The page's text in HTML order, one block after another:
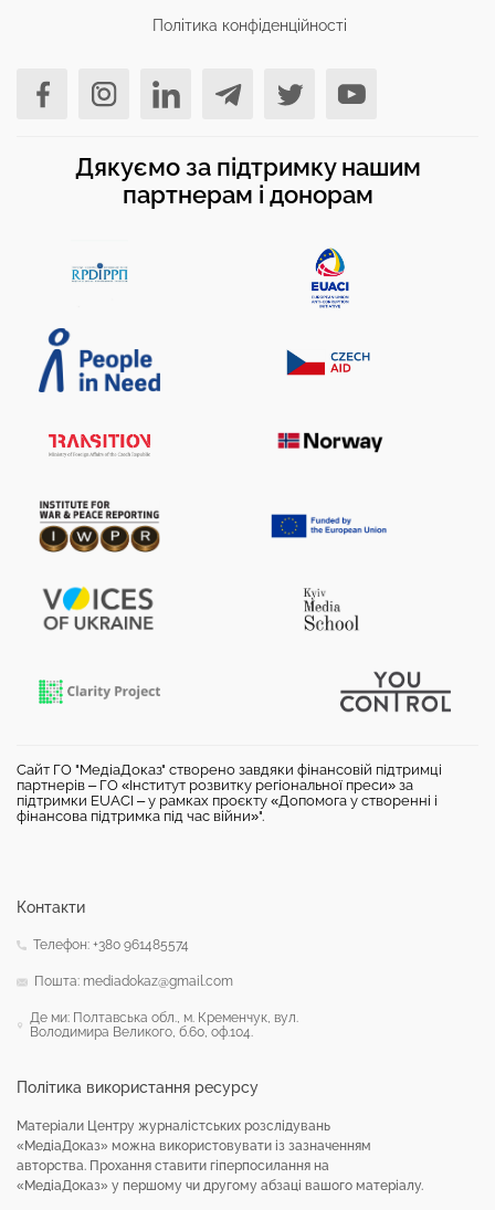
Політика конфіденційності
Дякуємо за підтримку нашим
партнерам і донорам
Сайт ГО "МедіаДоказ" створено завдяки фінансовій підтримці
партнерів – ГО «Інститут розвитку регіональної преси» за
підтримки EUACI – у рамках проєкту «Допомога у створенні і
фінансова підтримка під час війни»".
Політика використання ресурсу
Матеріали Центру журналістських розслідувань
«МедіаДоказ» можна використовувати із зазначенням
авторства. Прохання ставити гіперпосилання на
«МедіаДоказ» у першому чи другому абзаці вашого матеріалу.
Контакти
Телефон: +380 961485574
Пошта: mediadokaz@gmail.com
Де ми: Полтавська обл., м. Кременчук, вул.
Володимира Великого, б.60, оф.104.